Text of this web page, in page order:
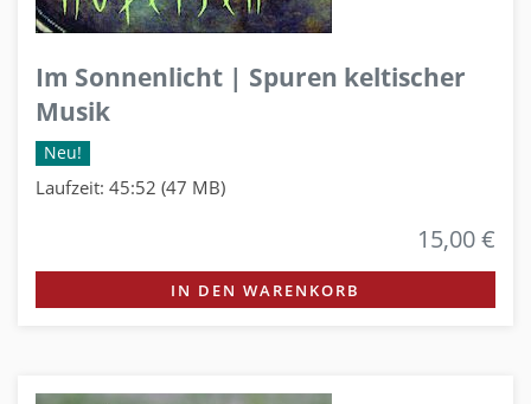
Im Sonnenlicht | Spuren keltischer
Musik
Neu!
Laufzeit: 45:52 (47 MB)
15,00 €
IN DEN WARENKORB